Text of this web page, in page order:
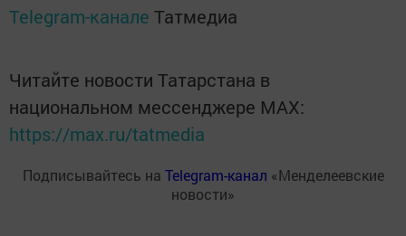
Telegram-канале Татмедиа
Читайте новости Татарстана в
национальном мессенджере MАХ:
https://max.ru/tatmedia
Подписывайтесь на Telegram-канал «Менделеевские
новости»